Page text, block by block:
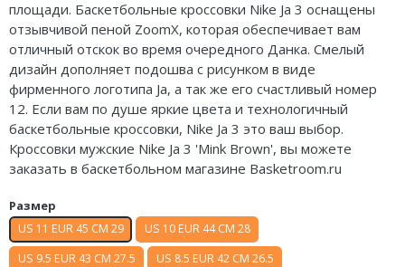
площади. Баскетбольные кроссовки Nike Ja 3 оснащены
отзывчивой пеной ZoomX, которая обеспечивает вам
отличный отскок во время очередного Данка. Смелый
дизайн дополняет подошва с рисунком в виде
фирменного логотипа Ja, а так же его счастливый номер
12. Если вам по душе яркие цвета и технологичный
баскетбольные кроссовки, Nike Ja 3 это ваш выбор.
Кроссовки мужские Nike Ja 3 'Mink Brown', вы можете
заказать в баскетбольном магазине Basketroom.ru
Размер
US 11 EUR 45 CM 29
US 10 EUR 44 CM 28
US 9.5 EUR 43 CM 27.5
US 8.5 EUR 42 CM 26.5
Air Jordan 5
Air Jordan 6
Air Jordan 7
Air Jordan 10
Air Jordan 11
Air Jordan 12
Air Jordan 13
Nike Air Deldon
Nike Sabrina
Nike A’ja
Nike ST
Nike GT
Nike Ja
Nike Book